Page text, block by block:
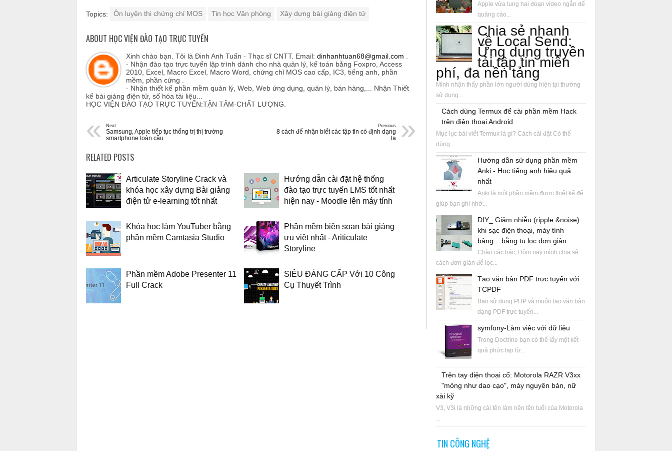
Topics: Ôn luyện thi chứng chỉ MOS Tin học Văn phòng Xây dựng bài giảng điện tử
ABOUT HỌC VIỆN ĐÀO TẠO TRỰC TUYẾN
Xinh chào bạn. Tôi là Đinh Anh Tuấn - Thạc sĩ CNTT. Email: dinhanhtuan68@gmail.com
- Nhận đào tạo trực tuyến lập trình dành cho nhà quản lý, kế toán bằng Foxpro, Access
2010, Excel, Macro Excel, Macro Word, chứng chỉ MOS cao cấp, IC3, tiếng anh, phần
mềm, phần cứng .
- Nhận thiết kế phần mềm quản lý, Web, Web ứng dụng, quản lý, bán hàng,... Nhận Thiết
kế bài giảng điện tử, số hóa tài liệu...
HỌC VIỆN ĐÀO TẠO TRỰC TUYẾN:TẬN TÂM-CHẤT LƯỢNG.
« Next
Samsung, Apple tiếp tục thống trị thị trường
smartphone toàn cầu
»
Previous
8 cách để nhận biết các tập tin có định dạng
lạ
RELATED POSTS
Articulate Storyline Crack và
khóa học xây dựng Bài giảng
điện tử e-learning tốt nhất
Hướng dẫn cài đặt hệ thống
đào tạo trực tuyến LMS tốt nhất
hiện nay - Moodle lên máy tính
Khóa học làm YouTuber bằng
phần mềm Camtasia Studio
Phần mềm biên soạn bài giảng
ưu việt nhất - Ariticulate
Storyline
Phần mềm Adobe Presenter 11
Full Crack
SIÊU ĐẲNG CẤP Với 10 Công
Cụ Thuyết Trình
Apple vừa tung hai đoạn video ngắn để
quảng cáo...
Chia sẻ nhanh
về Local Send:
Ứng dụng truyền
tải tập tin miễn
phí, đa nền tảng
Mình nhận thấy phần lớn người dùng hiện tại thường
sử dụng...
Cách dùng Termux để cài phần mềm Hack
trên điện thoại Android
Mục lục bài viết Termux là gì? Cách cài đặt Có thể
dùng...
Hướng dẫn sử dụng phần mềm
Anki - Học tiếng anh hiệu quả
nhất
Anki là một phần mềm được thiết kế để
giúp bạn ghi nhớ...
DIY_ Giảm nhiễu (ripple &noise)
khi sạc điện thoại, máy tính
bảng... bằng tụ lọc đơn giản
Chào các bác, Hôm nay mình chia sẻ
cách đơn giản để lọc...
Tạo văn bản PDF trực tuyến với
TCPDF
Bạn sử dụng PHP và muốn tạo văn bản
dạng PDF trực tuyến...
symfony-Làm việc với dữ liệu
Trong Doctrine bạn có thể lấy một kết
quả phức tạp từ...
Trên tay điện thoại cổ: Motorola RAZR V3xx
"mỏng như dao cạo", máy nguyên bản, nữ
xài kỹ
V3, V3i là những cái tên làm nên tên tuổi của Motorola
...
TIN CÔNG NGHỆ